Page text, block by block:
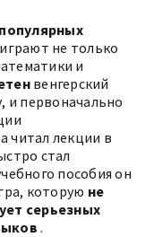
не только
и
венгерский
и первоначально
читал лекции в
стал
пособия он
которую не
серьезных
.